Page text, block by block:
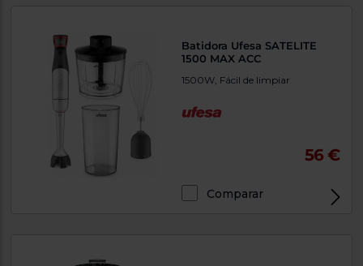
Batidora Ufesa SATELITE
1500 MAX ACC
1500W, Fácil de limpiar
56 €
Comparar